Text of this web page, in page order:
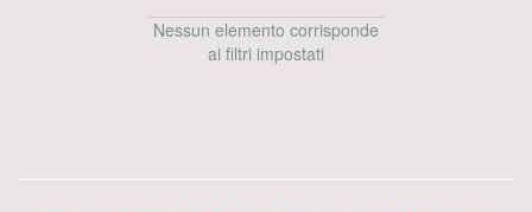
Nessun elemento corrisponde
ai filtri impostati